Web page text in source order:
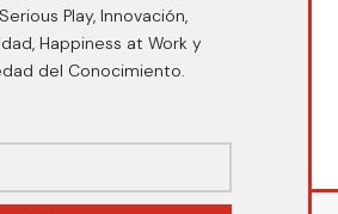
Play, Innovación,
Happiness at Work y
del Conocimiento.